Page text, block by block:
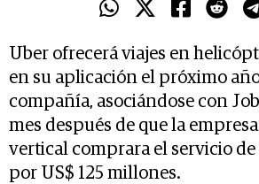
Uber ofrecerá viajes en
en su aplicación el próximo
compañía, asociándose con
mes después de que la
vertical comprara el servicio de
por US$ 125 millones.